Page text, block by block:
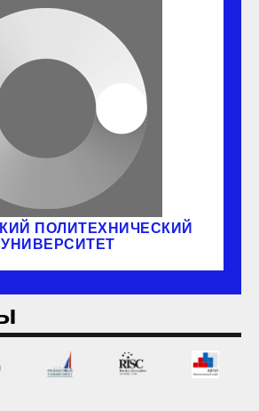
ПОЛИТЕХНИЧЕСКИЙ
УНИВЕРСИТЕТ